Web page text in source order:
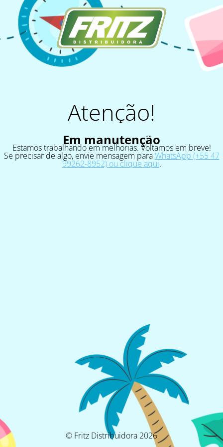
Atenção!
Em manutenção
Estamos trabalhando em melhorias. Voltamos em breve!
Se precisar de algo, envie mensagem paraWhatsApp (+55 47
99262-8952) ou clique aqui.
© Fritz Distribuidora 2026